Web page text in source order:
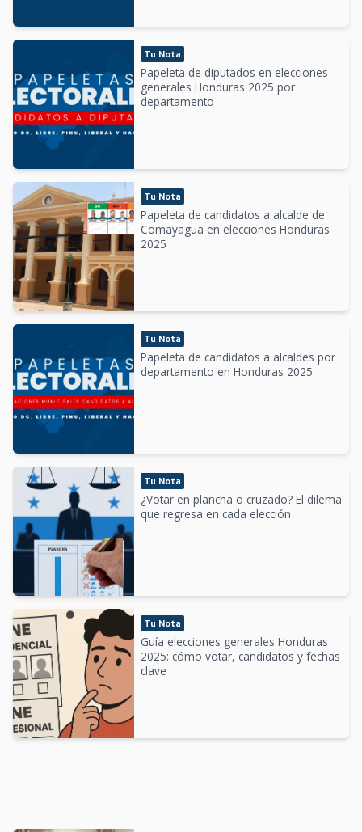
Tu Nota
Papeleta de diputados en elecciones
generales Honduras 2025 por
departamento
Tu Nota
Papeleta de candidatos a alcalde de
Comayagua en elecciones Honduras
2025
Tu Nota
Papeleta de candidatos a alcaldes por
departamento en Honduras 2025
Tu Nota
¿Votar en plancha o cruzado? El dilema
que regresa en cada elección
Tu Nota
Guía elecciones generales Honduras
2025: cómo votar, candidatos y fechas
clave